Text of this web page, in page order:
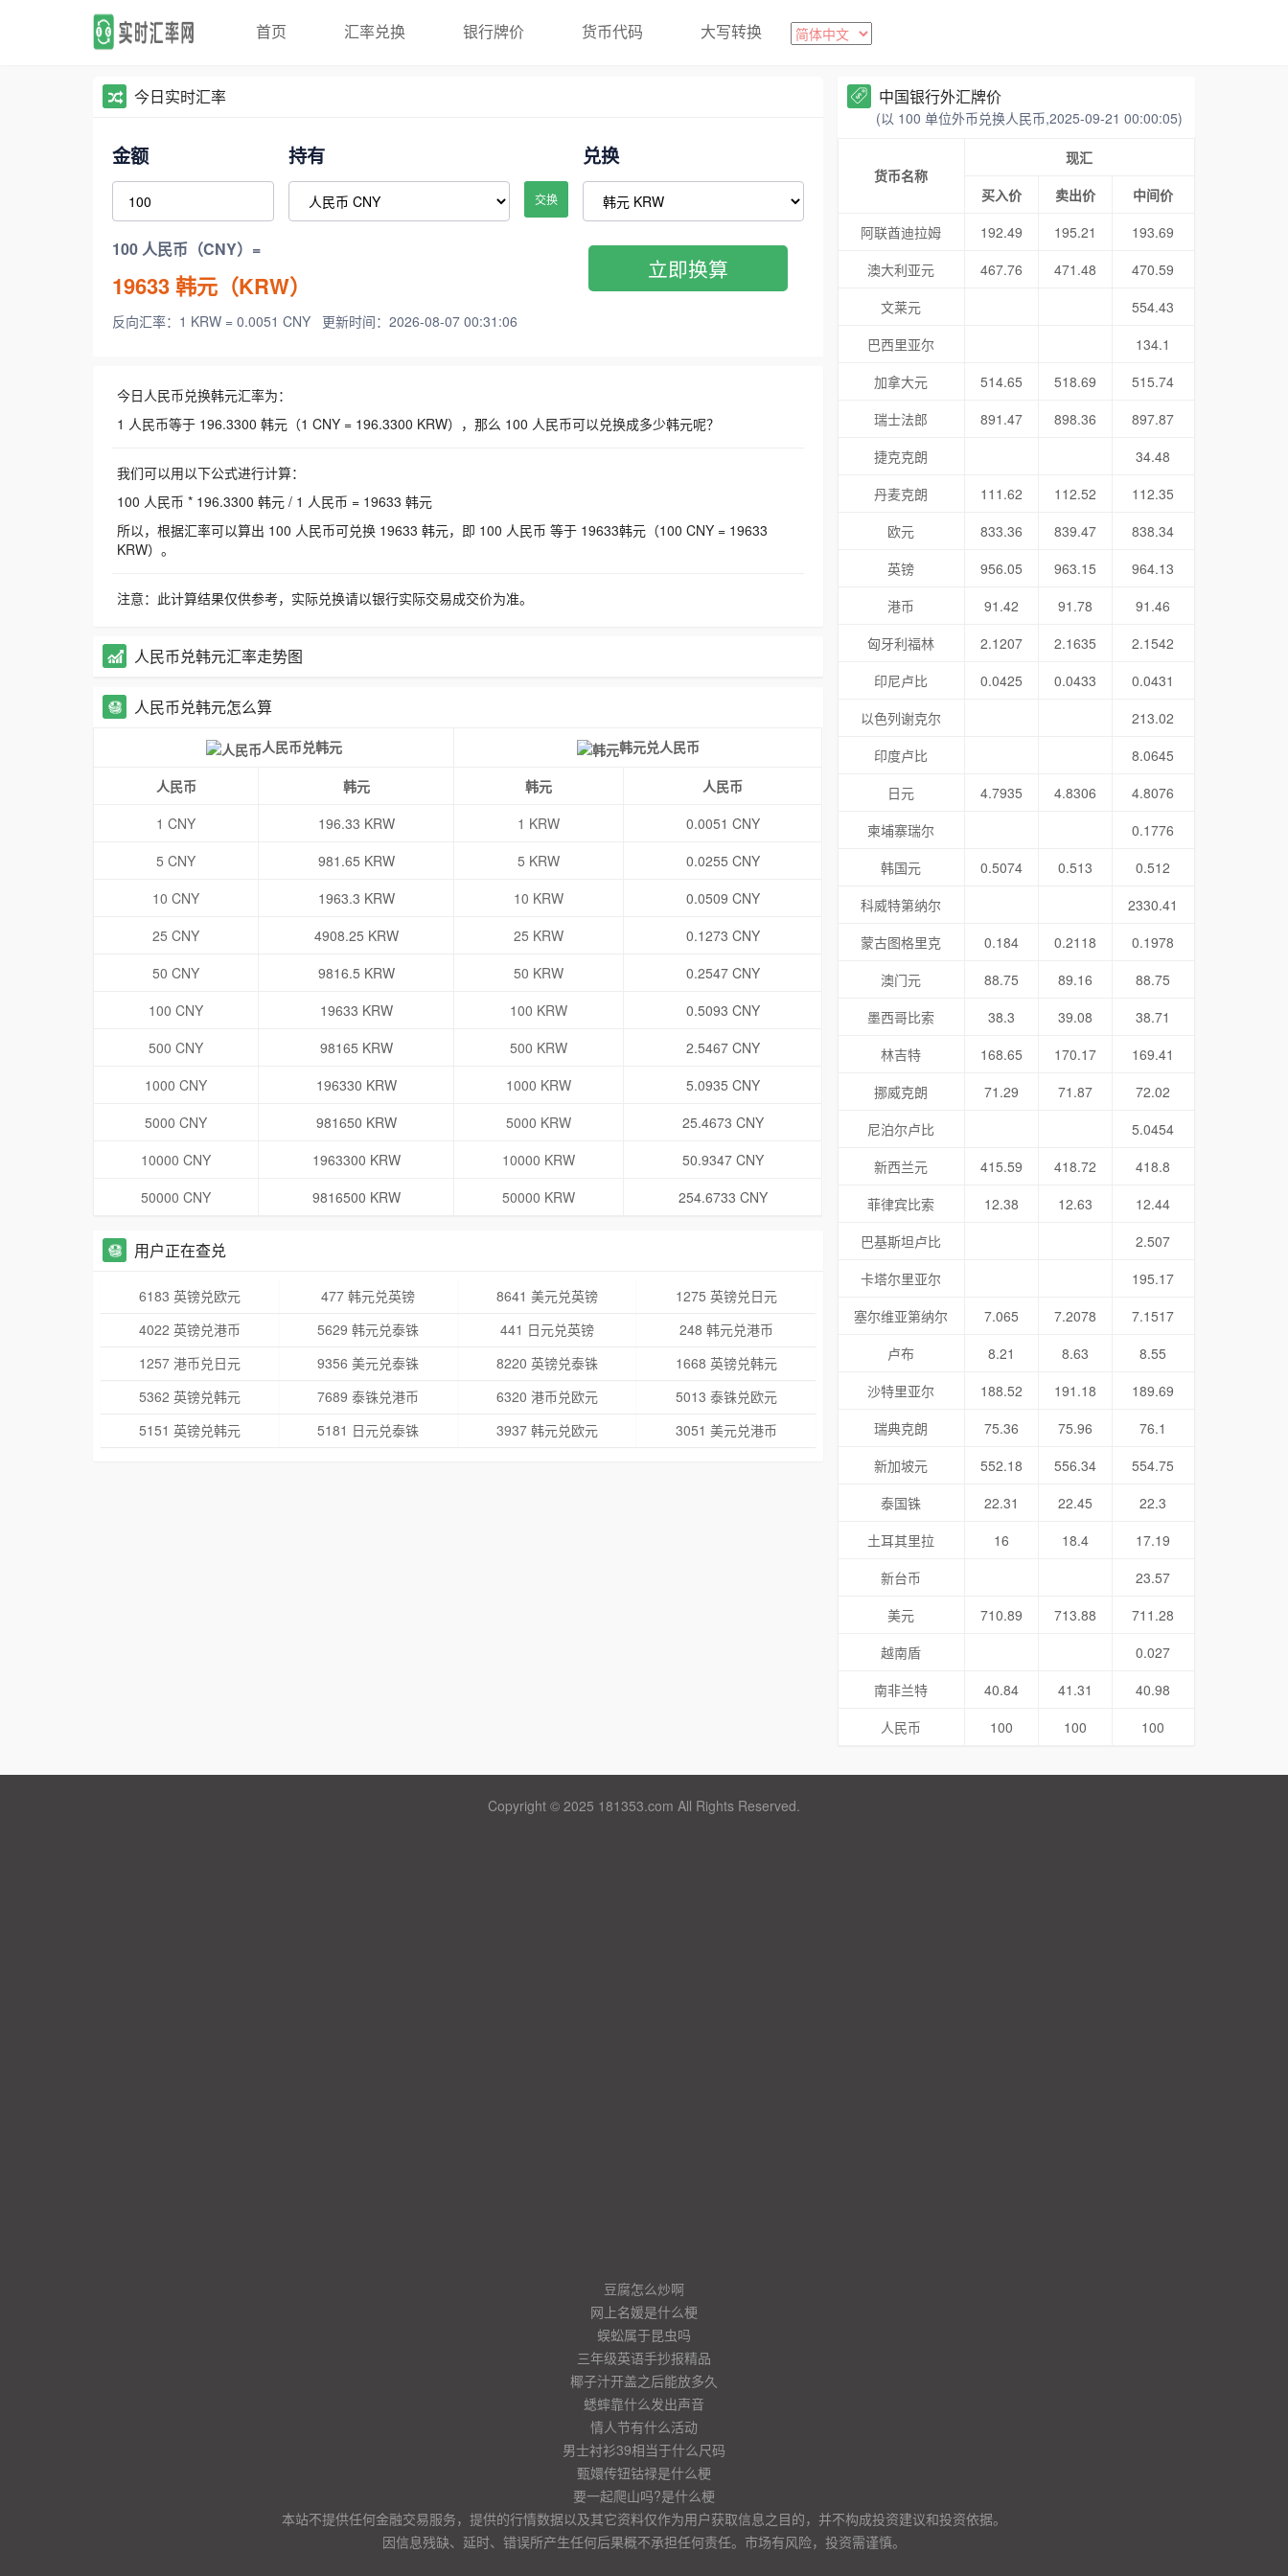
首页 汇率兑换 银行牌价 货币代码 大写转换
今日实时汇率
金额 持有
交换
兑换
100 人民币（CNY）=
19633韩元（KRW）
反向汇率：1 KRW = 0.0051 CNY 更新时间：2026-08-07 00:31:06
立即换算
今日人民币兑换韩元汇率为：
1 人民币等于 196.3300 韩元（1 CNY = 196.3300 KRW），那么 100 人民币可以兑换成多少韩元呢？
我们可以用以下公式进行计算：
100 人民币 * 196.3300 韩元 / 1 人民币 = 19633 韩元
所以，根据汇率可以算出 100 人民币可兑换 19633 韩元，即 100 人民币 等于 19633韩元（100 CNY = 19633
KRW）。
注意：此计算结果仅供参考，实际兑换请以银行实际交易成交价为准。
人民币兑韩元汇率走势图
人民币兑韩元怎么算
人民币兑韩元 韩元兑人民币
人民币 韩元 韩元
人民币
1 CNY
196.33 KRW 1 KRW
0.0051 CNY
5 CNY
981.65 KRW 5 KRW
0.0255 CNY
10 CNY
1963.3 KRW 10 KRW
0.0509 CNY
25 CNY
4908.25 KRW 25 KRW
0.1273 CNY
50 CNY
9816.5 KRW 50 KRW
0.2547 CNY
100 CNY
19633 KRW 100 KRW
0.5093 CNY
500 CNY
98165 KRW 500 KRW
2.5467 CNY
1000 CNY
196330 KRW 1000 KRW
5.0935 CNY
5000 CNY
981650 KRW 5000 KRW
25.4673 CNY
10000 CNY
1963300 KRW 10000 KRW
50.9347 CNY
50000 CNY
9816500 KRW 50000 KRW 254.6733 CNY
用户正在查兑
6183 英镑兑欧元 477 韩元兑英镑 8641 美元兑英镑
1275 英镑兑日元
4022 英镑兑港币
5629 韩元兑泰铢 441 日元兑英镑
248 韩元兑港币
1257 港币兑日元
9356 美元兑泰铢 8220 英镑兑泰铢
1668 英镑兑韩元
5362 英镑兑韩元
7689 泰铢兑港币 6320 港币兑欧元
5013 泰铢兑欧元
5151 英镑兑韩元
5181 日元兑泰铢 3937 韩元兑欧元 3051 美元兑港币
中国银行外汇牌价
(以 100 单位外币兑换人民币,2025-09-21 00:00:05)
货币名称
现汇
买入价
卖出价
中间价
阿联酋迪拉姆
192.49 195.21
193.69
澳大利亚元
467.76 471.48
470.59
文莱元
554.43
巴西里亚尔
134.1
加拿大元
514.65 518.69
515.74
瑞士法郎
891.47 898.36
897.87
捷克克朗
34.48
丹麦克朗
111.62 112.52
112.35
欧元
833.36 839.47
838.34
英镑
956.05 963.15
964.13
港币
91.42 91.78
91.46
匈牙利福林
2.1207 2.1635
2.1542
印尼卢比
0.0425 0.0433
0.0431
以色列谢克尔
213.02
印度卢比
8.0645
日元
4.7935 4.8306
4.8076
柬埔寨瑞尔
0.1776
韩国元
0.5074 0.513
0.512
科威特第纳尔
2330.41
蒙古图格里克
0.184 0.2118
0.1978
澳门元
88.75 89.16
88.75
墨西哥比索
38.3 39.08
38.71
林吉特
168.65 170.17
169.41
挪威克朗
71.29 71.87
72.02
尼泊尔卢比
5.0454
新西兰元
415.59 418.72
418.8
菲律宾比索
12.38 12.63
12.44
巴基斯坦卢比
2.507
卡塔尔里亚尔
195.17
塞尔维亚第纳尔
7.065 7.2078
7.1517
卢布
8.21 8.63
8.55
沙特里亚尔
188.52 191.18
189.69
瑞典克朗
75.36 75.96
76.1
新加坡元
552.18 556.34
554.75
泰国铢
22.31 22.45
22.3
土耳其里拉
16 18.4
17.19
新台币
23.57
美元
710.89 713.88
711.28
越南盾
0.027
南非兰特
40.84 41.31
40.98
人民币
100 100 100
Copyright © 2025 181353.com All Rights Reserved.
豆腐怎么炒啊
网上名媛是什么梗
蜈蚣属于昆虫吗
三年级英语手抄报精品
椰子汁开盖之后能放多久
蟋蟀靠什么发出声音
情人节有什么活动
男士衬衫39相当于什么尺码
甄嬛传钮钴禄是什么梗
要一起爬山吗?是什么梗
本站不提供任何金融交易服务，提供的行情数据以及其它资料仅作为用户获取信息之目的，并不构成投资建议和投资依据。
因信息残缺、延时、错误所产生任何后果概不承担任何责任。市场有风险，投资需谨慎。